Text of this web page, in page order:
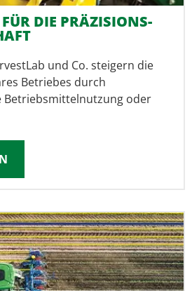
DIE PRÄZISIONS­
und Co. stei­gern die
Betriebes durch
Betriebs­mittel­nutzung oder